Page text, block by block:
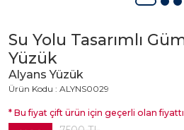
Su Yolu Tasarımlı
Yüzük
Alyans Yüzük
Ürün Kodu : ALYNS0029
* Bu fiyat çift ürün için geçerli olan